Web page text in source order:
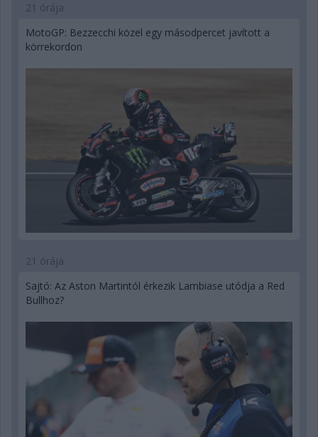
21 órája
MotoGP: Bezzecchi közel egy másodpercet javított a
körrekordon
21 órája
Sajtó: Az Aston Martintól érkezik Lambiase utódja a Red
Bullhoz?